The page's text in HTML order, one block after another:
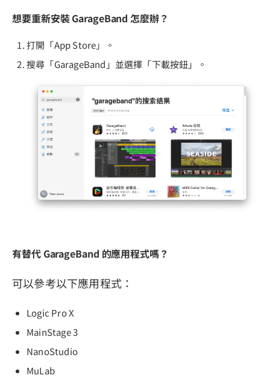
想要重新安裝 GarageBand 怎麼辦？
打開「App Store」。
搜尋「GarageBand」並選擇「下載按鈕」。
有替代 GarageBand 的應用程式嗎？
可以參考以下應用程式：
Logic Pro X
MainStage 3
NanoStudio
MuLab